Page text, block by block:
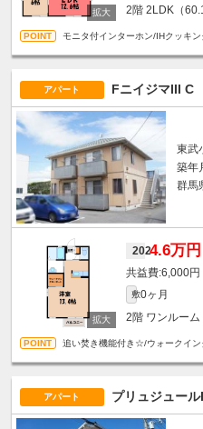
2階 2LDK（
モニタ付インターホン/IHクッキ
アパート FニイジマIII C
東武
築年
群馬
2024.6万円
6,000円
敷0ヶ月
2階 ワンルーム
追い焚き機能付き☆/ウォークイン
アパート プリュジュール